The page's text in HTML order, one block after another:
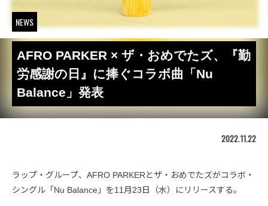
NEWS
AFRO PARKER × ザ・おめでたズ、『勤
労感謝の日』に捧ぐコラボ曲「Nu
Balance」発表
2022.11.22
ラップ・グループ、AFRO PARKERとザ・おめでたズがコラボ・
シングル「Nu Balance」を11月23日（水）にリリースする。